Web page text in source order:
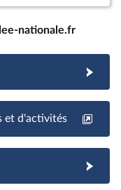
nationale.fr
et d'activités